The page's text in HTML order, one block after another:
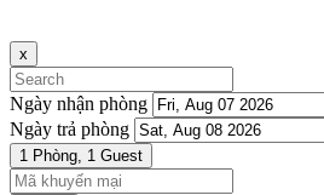
x
Ngày nhận phòng
Ngày trả phòng
1 Phòng, 1 Guest